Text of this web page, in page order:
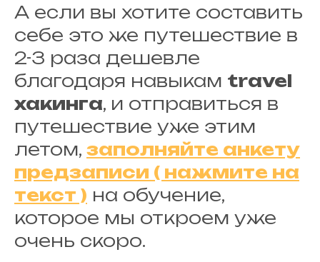
А если вы хотите составить
себе это же путешествие в
2-3 раза дешевле
благодаря навыкам travel
хакинга, и отправиться в
путешествие уже этим
летом, заполняйте анкету
предзаписи ( нажмите на
текст ) на обучение,
которое мы откроем уже
очень скоро.